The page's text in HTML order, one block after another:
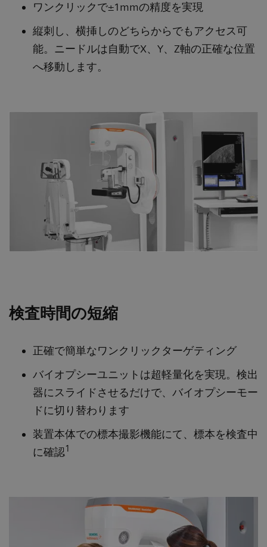
ワンクリックで±1mmの精度を実現
縦刺し、横挿しのどちらからでもアクセス可
能。ニードルは自動でX、Y、Z軸の正確な位置
へ移動します。
検査時間の短縮
正確で簡単なワンクリックターゲティング
バイオプシーユニットは超軽量化を実現。検出
器にスライドさせるだけで、バイオプシーモー
ドに切り替わります
装置本体での標本撮影機能にて、標本を検査中
に確認1